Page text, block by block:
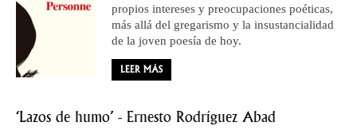
propios intereses y preocupaciones poéticas,
más allá del gregarismo y la insustancialidad
de la joven poesía de hoy.
LEER MÁS
‘Lazos de humo’ - Ernesto Rodríguez Abad